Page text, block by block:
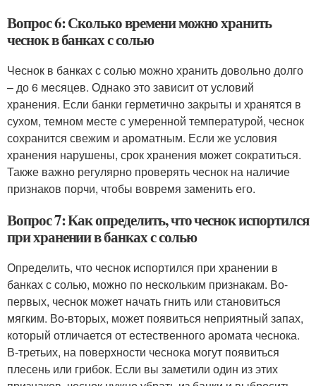
Вопрос 6: Сколько времени можно хранить
чеснок в банках с солью
Чеснок в банках с солью можно хранить довольно долго
– до 6 месяцев. Однако это зависит от условий
хранения. Если банки герметично закрыты и хранятся в
сухом, темном месте с умеренной температурой, чеснок
сохранится свежим и ароматным. Если же условия
хранения нарушены, срок хранения может сократиться.
Также важно регулярно проверять чеснок на наличие
признаков порчи, чтобы вовремя заменить его.
Вопрос 7: Как определить, что чеснок испортился
при хранении в банках с солью
Определить, что чеснок испортился при хранении в
банках с солью, можно по нескольким признакам. Во-
первых, чеснок может начать гнить или становиться
мягким. Во-вторых, может появиться неприятный запах,
который отличается от естественного аромата чеснока.
В-третьих, на поверхности чеснока могут появиться
плесень или грибок. Если вы заметили один из этих